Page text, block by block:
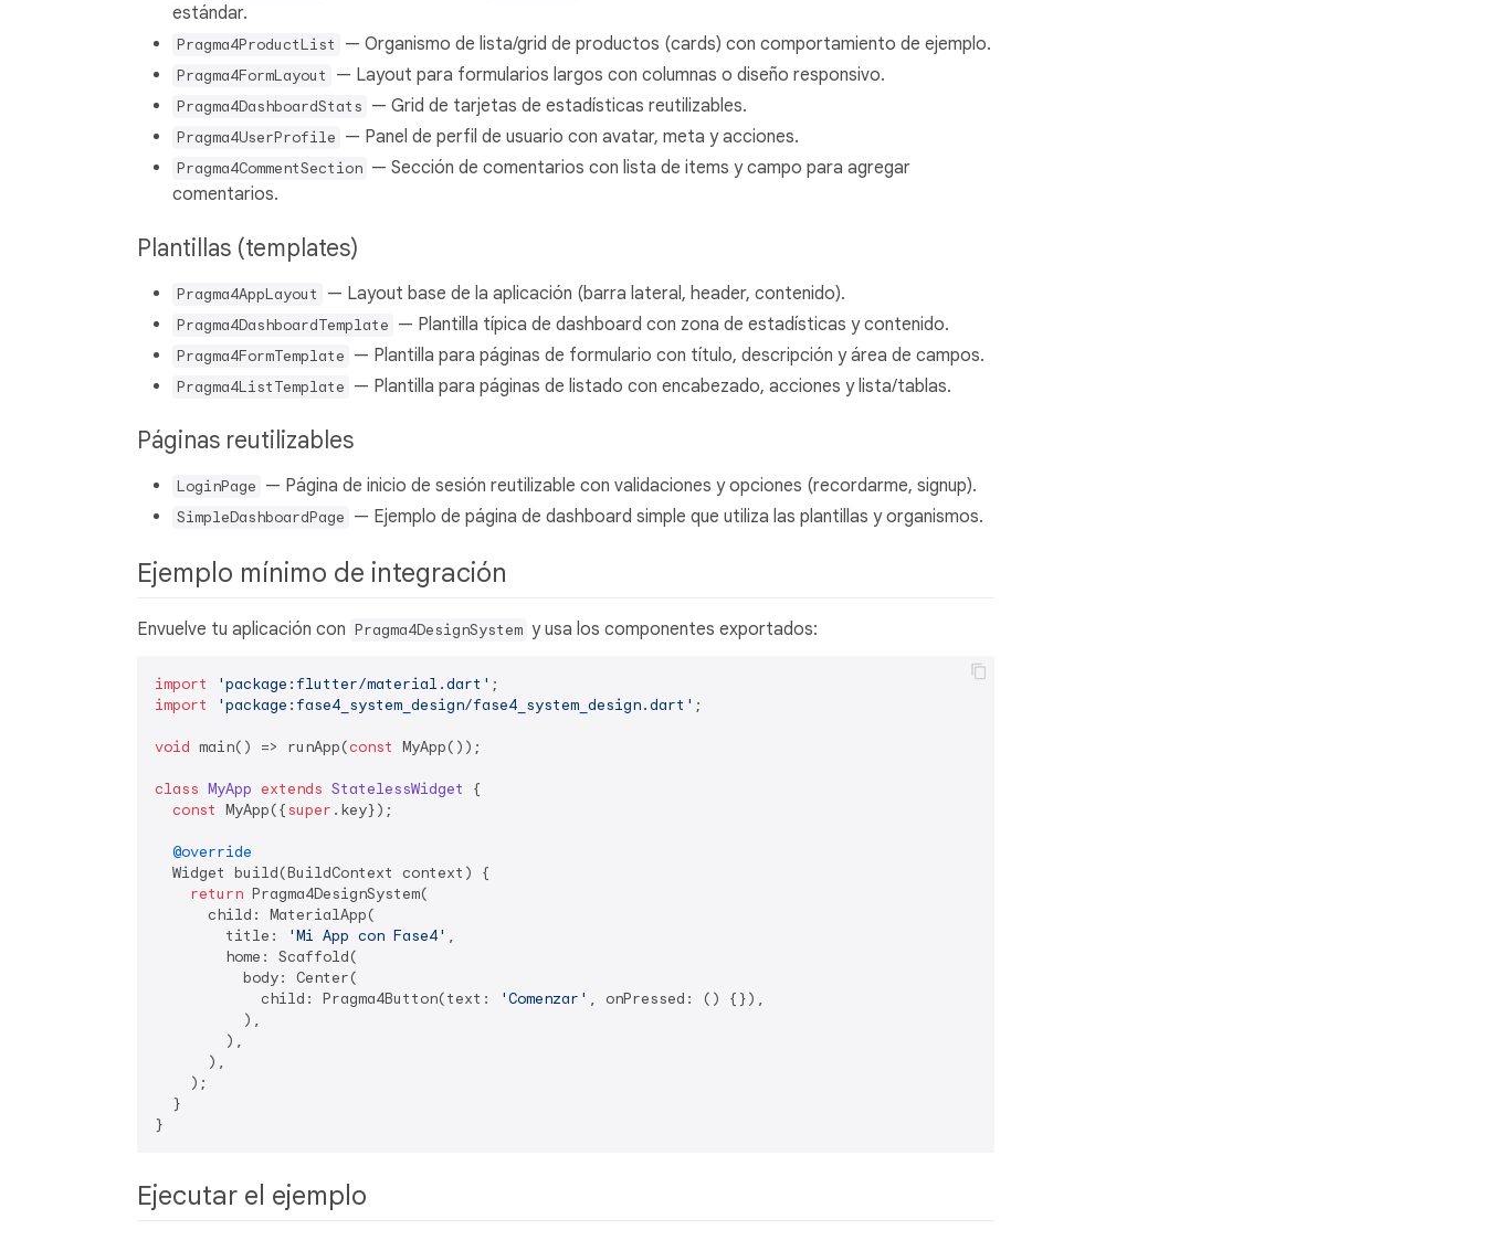
estándar.
Pragma4ProductList — Organismo de lista/grid de productos (cards) con comportamiento de ejemplo.
Pragma4FormLayout — Layout para formularios largos con columnas o diseño responsivo.
Pragma4DashboardStats — Grid de tarjetas de estadísticas reutilizables.
Pragma4UserProfile — Panel de perfil de usuario con avatar, meta y acciones.
Pragma4CommentSection — Sección de comentarios con lista de items y campo para agregar
comentarios.
Plantillas (templates)
Pragma4AppLayout — Layout base de la aplicación (barra lateral, header, contenido).
Pragma4DashboardTemplate — Plantilla típica de dashboard con zona de estadísticas y contenido.
Pragma4FormTemplate — Plantilla para páginas de formulario con título, descripción y área de campos.
Pragma4ListTemplate — Plantilla para páginas de listado con encabezado, acciones y lista/tablas.
Páginas reutilizables
LoginPage — Página de inicio de sesión reutilizable con validaciones y opciones (recordarme, signup).
SimpleDashboardPage — Ejemplo de página de dashboard simple que utiliza las plantillas y organismos.
Ejemplo mínimo de integración
Envuelve tu aplicación con Pragma4DesignSystem y usa los componentes exportados:
import 'package:flutter/material.dart'
import
'package:fase4_system_design/fase4_system_design.dart' ;
void main() => runApp(const MyApp());
class MyApp extends StatelessWidget
{
const MyApp({super .key});
@override
  Widget build(BuildContext context) {
return Pragma4DesignSystem(
      child: MaterialApp(
        title:
'Mi App con Fase4' ,
        home: Scaffold(
          body: Center(
            child: Pragma4Button(text:
'Comenzar' , onPressed: () {}),
          ),
        ),
      ),
    );
  }
Ejecutar el ejemplo